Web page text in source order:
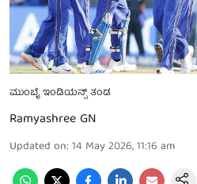
ಮುಂಬೈ ಇಂಡಿಯನ್ಸ್ ತಂಡ
Ramyashree GN
Updated on: 14 May 2026, 11:16 am